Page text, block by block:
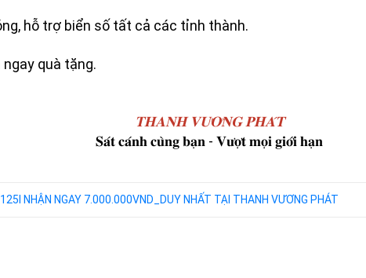
hỗ trợ biển số tất cả các tỉnh thành.
ngay quà tặng.
𝐓𝐇𝐀𝐍𝐇 𝐕𝐔̛𝐎̛𝐍𝐆 𝐏𝐇𝐀́𝐓
𝐒𝐚́𝐭 𝐜𝐚́𝐧𝐡 𝐜𝐮̀𝐧𝐠 𝐛𝐚̣𝐧 - 𝐕𝐮̛𝐨̛̣𝐭 𝐦𝐨̣𝐢 𝐠𝐢𝐨̛́𝐢 𝐡𝐚̣𝐧
NHẬN NGAY 7.000.000VND_DUY NHẤT TẠI THANH VƯƠNG PHÁT